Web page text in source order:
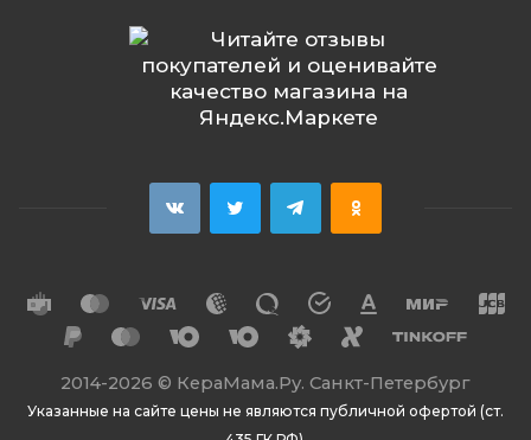
2014-2026 © КераМама.Ру. Санкт-Петербург
Указанные на сайте цены не являются публичной офертой (ст.